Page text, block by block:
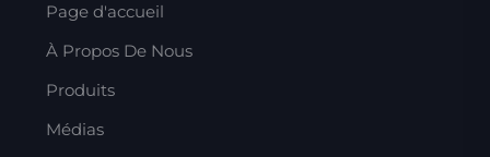
Page d'accueil
À Propos De Nous
Produits
Médias